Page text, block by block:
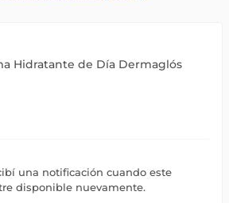
Hidratante de Día Dermaglós
una notificación cuando este
disponible nuevamente.